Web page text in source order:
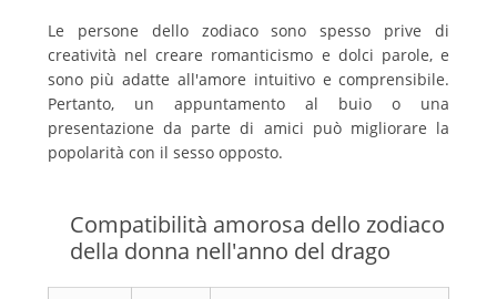
Le persone dello zodiaco sono spesso prive di
creatività nel creare romanticismo e dolci parole, e
sono più adatte all'amore intuitivo e comprensibile.
Pertanto, un appuntamento al buio o una
presentazione da parte di amici può migliorare la
popolarità con il sesso opposto.
Compatibilità amorosa dello zodiaco
della donna nell'anno del drago